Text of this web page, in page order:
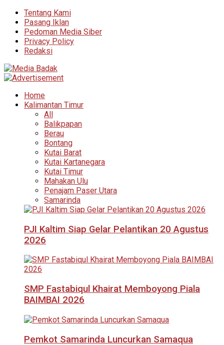
Tentang Kami
Pasang Iklan
Pedoman Media Siber
Privacy Policy
Redaksi
Home
Kalimantan Timur
All
Balikpapan
Berau
Bontang
Kutai Barat
Kutai Kartanegara
Kutai Timur
Mahakan Ulu
Penajam Paser Utara
Samarinda
PJI Kaltim Siap Gelar Pelantikan 20 Agustus
2026
SMP Fastabiqul Khairat Memboyong Piala
BAIMBAI 2026
Pemkot Samarinda Luncurkan Samaqua